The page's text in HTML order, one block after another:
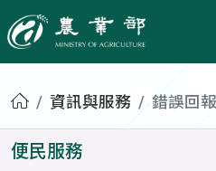
農業部
首頁資訊與服務 錯誤回報
便民服務